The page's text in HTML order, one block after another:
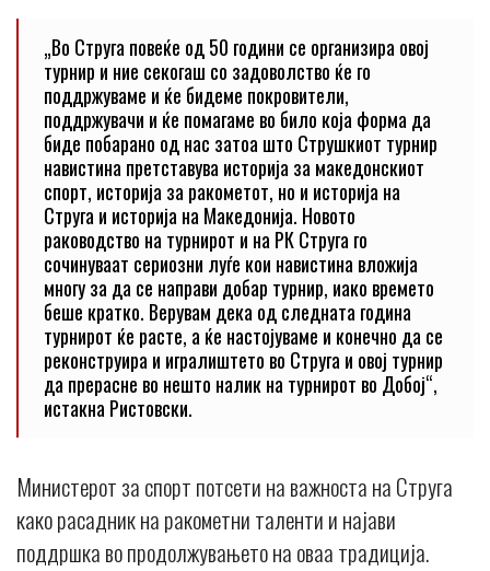
„Во Струга повеќе од 50 години се организира овој
турнир и ние секогаш со задоволство ќе го
поддржуваме и ќе бидеме покровители,
поддржувачи и ќе помагаме во било која форма да
биде побарано од нас затоа што Струшкиот турнир
навистина претставува историја за македонскиот
спорт, историја за ракометот, но и историја на
Струга и историја на Македонија. Новото
раководство на турнирот и на РК Струга го
сочинуваат сериозни луѓе кои навистина вложија
многу за да се направи добар турнир, иако времето
беше кратко. Верувам дека од следната година
турнирот ќе расте, а ќе настојуваме и конечно да се
реконструира и игралиштето во Струга и овој турнир
да прерасне во нешто налик на турнирот во Добој“,
истакна Ристовски.
Министерот за спорт потсети на важноста на Струга
како расадник на ракометни таленти и најави
поддршка во продолжувањето на оваа традиција.